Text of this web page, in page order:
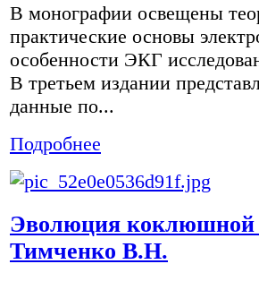
В монографии освещены
практические основы
особенности ЭКГ
В третьем издании
данные по...
Подробнее
Эволюция коклюшной
Тимченко В.Н.